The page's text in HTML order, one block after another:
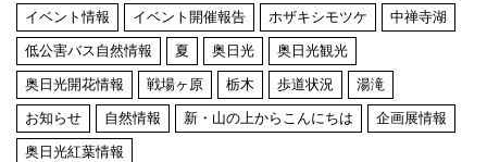
イベント情報 イベント開催報告 ホザキシモツケ 中禅寺湖
低公害バス自然情報 夏 奥日光 奥日光観光
奥日光開花情報 戦場ヶ原 栃木 歩道状況 湯滝
お知らせ 自然情報 新・山の上からこんにちは 企画展情報
奥日光紅葉情報